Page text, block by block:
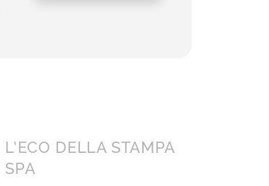
L’ECO DELLA STAMPA
SPA